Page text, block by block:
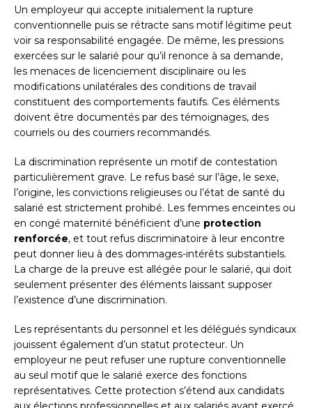
Un employeur qui accepte initialement la rupture
conventionnelle puis se rétracte sans motif légitime peut
voir sa responsabilité engagée. De même, les pressions
exercées sur le salarié pour qu’il renonce à sa demande,
les menaces de licenciement disciplinaire ou les
modifications unilatérales des conditions de travail
constituent des comportements fautifs. Ces éléments
doivent être documentés par des témoignages, des
courriels ou des courriers recommandés.
La discrimination représente un motif de contestation
particulièrement grave. Le refus basé sur l’âge, le sexe,
l’origine, les convictions religieuses ou l’état de santé du
salarié est strictement prohibé. Les femmes enceintes ou
en congé maternité bénéficient d’une protection
renforcée, et tout refus discriminatoire à leur encontre
peut donner lieu à des dommages-intérêts substantiels.
La charge de la preuve est allégée pour le salarié, qui doit
seulement présenter des éléments laissant supposer
l’existence d’une discrimination.
Les représentants du personnel et les délégués syndicaux
jouissent également d’un statut protecteur. Un
employeur ne peut refuser une rupture conventionnelle
au seul motif que le salarié exerce des fonctions
représentatives. Cette protection s’étend aux candidats